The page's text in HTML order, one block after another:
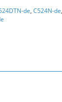
de, C524N-de,